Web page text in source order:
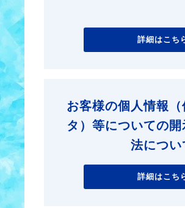
詳細はこち
お客様の個人情報
タ）等についての
法につい
詳細はこち